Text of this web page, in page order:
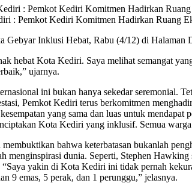
: Pemkot Kediri Komitmen Hadirkan Ruang
Inklusi Hebat, Rabu (4/12) di
hebat Kota Kediri. Saya melihat semangat
ujarnya.
ini bukan hanya sekedar
Pemkot Kediri terus berkomitmen
yang sama dan luas untuk
Kota Kediri yang inklusif. Semua
bahwa keterbatasan bukanlah
menginspirasi dunia. Seperti, Stephen
yakin di Kota Kediri ini tidak pernah
9 emas, 5 perak, dan 1 perunggu,” jelasnya.